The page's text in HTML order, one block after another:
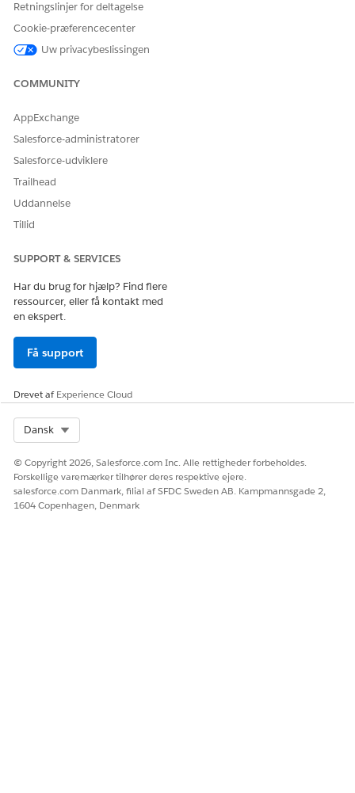
Retningslinjer for deltagelse
Cookie-præferencecenter
Uw privacybeslissingen
COMMUNITY
AppExchange
Salesforce-administratorer
Salesforce-udviklere
Trailhead
Uddannelse
Tillid
SUPPORT & SERVICES
Har du brug for hjælp? Find flere
ressourcer, eller få kontakt med
en ekspert.
Få support
Drevet afExperience Cloud
Dansk
© Copyright 2026, Salesforce.com Inc. Alle rettigheder forbeholdes.
Forskellige varemærker tilhører deres respektive ejere.
salesforce.com Danmark, filial af SFDC Sweden AB. Kampmannsgade 2,
1604 Copenhagen, Denmark